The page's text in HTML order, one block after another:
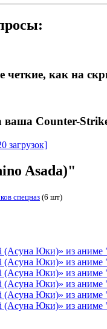
четкие, как на
ваша Counter-
загрузок]
Asada)"
спецназ (6 шт)